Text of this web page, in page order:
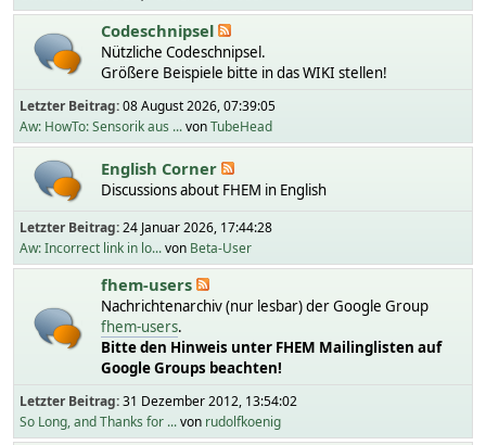
Codeschnipsel
Nützliche Codeschnipsel.
Größere Beispiele bitte in das WIKI stellen!
Letzter Beitrag:08 August 2026, 07:39:05
Aw: HowTo: Sensorik aus ...vonTubeHead
English Corner
Discussions about FHEM in English
Letzter Beitrag:24 Januar 2026, 17:44:28
Aw: Incorrect link in lo...von Beta-User
fhem-users
Nachrichtenarchiv (nur lesbar) der Google Group
fhem-users.
Bitte den Hinweis unter FHEM Mailinglisten auf
Google Groups beachten!
Letzter Beitrag:31 Dezember 2012, 13:54:02
So Long, and Thanks for ...von rudolfkoenig